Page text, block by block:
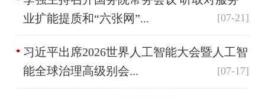
业扩能提质和“六张网”...
[07-21]
习近平出席2026世界人工智能大会暨人工智
能全球治理高级别会...
[07-17]